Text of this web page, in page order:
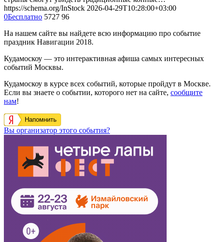
https://schema.org/InStock 2026-04-29T10:28:00+03:00
0Бесплатно 5727 96
На нашем сайте вы найдете всю информацию про событие
праздник Навигации 2018.
Кудамоскоу — это интерактивная афиша самых интересных
событий Москвы.
Кудамоскоу в курсе всех событий, которые пройдут в Москве.
Если вы знаете о событии, которого нет на сайте, сообщите
нам!
Напомнить
Вы организатор этого события?